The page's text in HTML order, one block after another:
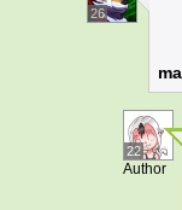
26
22
Author